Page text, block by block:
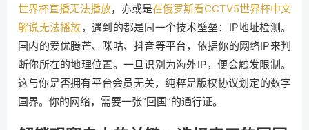
世界杯直播无法播放，亦或是在俄罗斯看CCTV5世界杯中文
解说无法播放，遇到的都是同一个技术壁垒：IP地址检测。
国内的爱优腾芒、咪咕、抖音等平台，依据你的网络IP来判
断你所在的地理位置。一旦识别为海外IP，便会触发限制。
这与你是否拥有平台会员无关，纯粹是版权协议划定的数字
国界。你的网络，需要一张“回国”的通行证。